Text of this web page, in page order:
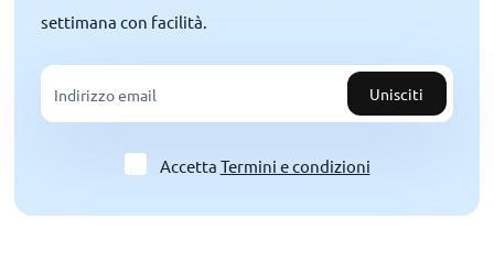
settimana con facilità.
Unisciti
Accetta Termini e condizioni